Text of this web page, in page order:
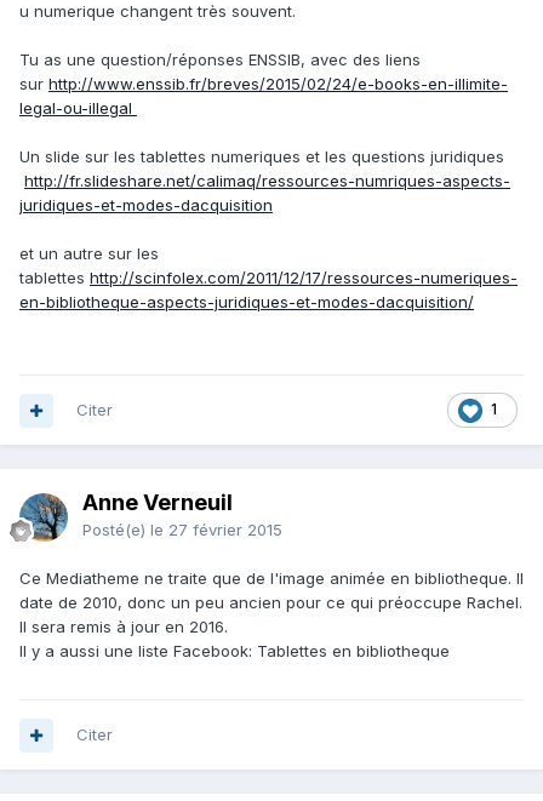
u numerique changent très souvent.
Tu as une question/réponses ENSSIB, avec des liens
sur http://www.enssib.fr/breves/2015/02/24/e-books-en-illimite-
legal-ou-illegal
Un slide sur les tablettes numeriques et les questions juridiques
http://fr.slideshare.net/calimaq/ressources-numriques-aspects-
juridiques-et-modes-dacquisition
et un autre sur les
tablettes http://scinfolex.com/2011/12/17/ressources-numeriques-
en-bibliotheque-aspects-juridiques-et-modes-dacquisition/
1
Citer
Anne Verneuil
Posté(e) le 27 février 2015
Ce Mediatheme ne traite que de l'image animée en bibliotheque. Il
date de 2010, donc un peu ancien pour ce qui préoccupe Rachel.
Il sera remis à jour en 2016.
Il y a aussi une liste Facebook: Tablettes en bibliotheque
Citer